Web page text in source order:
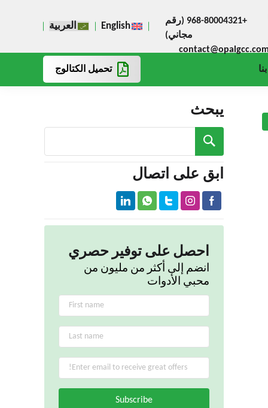
العربية English
+968-80004321 (رقم
مجاني)
تحميل الكتالوج
يبحث
ابق على اتصال
احصل على توفير حصري
انضم إلى أكثر من مليون من
محبي الأدوات